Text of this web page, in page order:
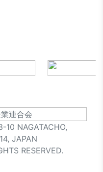
10 NAGATACHO,
JAPAN
RESERVED.